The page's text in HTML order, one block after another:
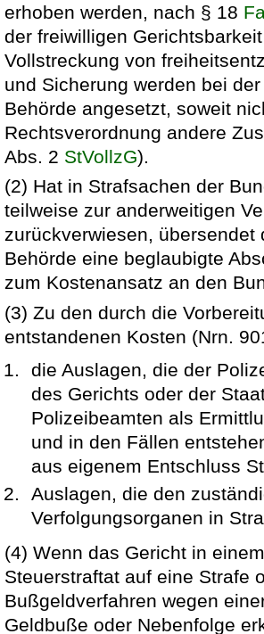
erhoben werden, nach § 18
der freiwilligen
Vollstreckung von
und Sicherung werden bei
Behörde angesetzt, soweit
Rechtsverordnung andere
Abs. 2 StVollzG).
(2) Hat in Strafsachen der
teilweise zur anderweitigen
zurückverwiesen,
Behörde eine beglaubigte
zum Kostenansatz an den
(3) Zu den durch die
entstandenen Kosten (Nrn.
die Auslagen, die der
des Gerichts oder der
Polizeibeamten als
und in den Fällen
aus eigenem Entschluss
Auslagen, die den
Verfolgungsorganen in
(4) Wenn das Gericht in
Steuerstraftat auf eine Strafe
Bußgeldverfahren wegen
Geldbuße oder Nebenfolge